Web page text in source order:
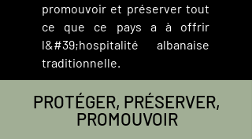
promouvoir et préserver tout
ce que ce pays a à offrir
l&#39;hospitalité albanaise
traditionnelle.
PROTÉGER, PRÉSERVER,
PROMOUVOIR